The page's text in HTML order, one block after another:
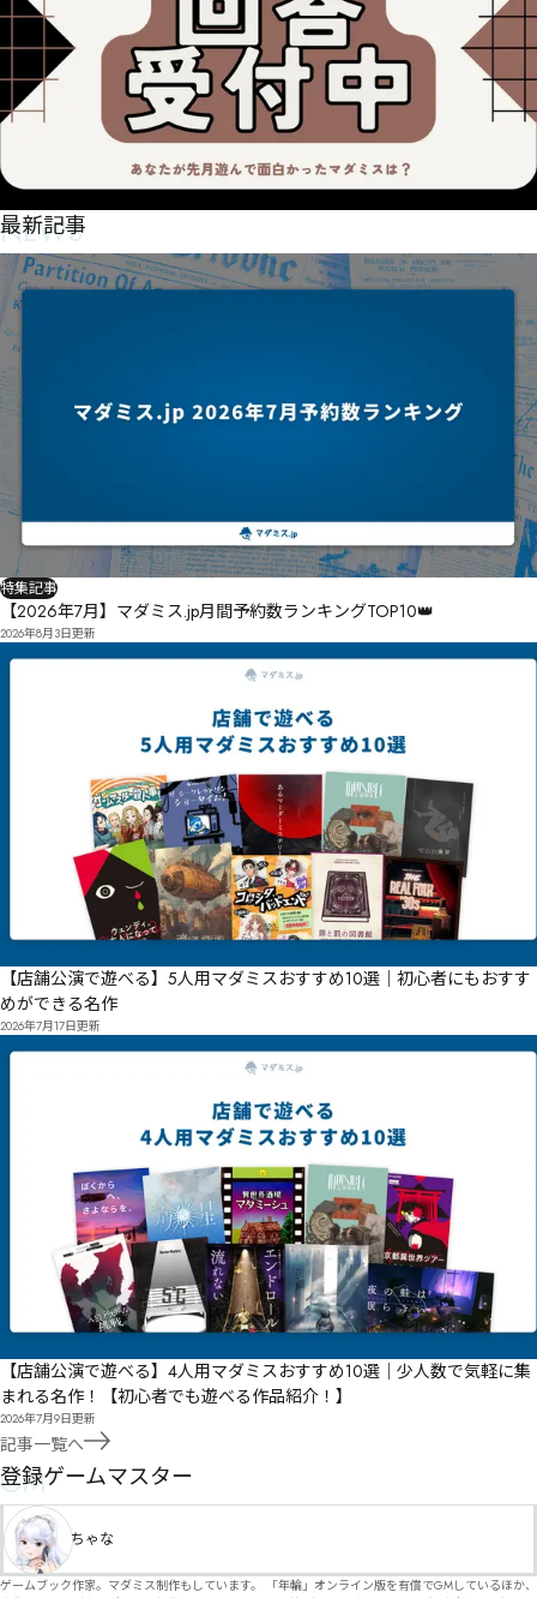
NEWS
最新記事
特集記事
【2026年7月】マダミス.jp月間予約数ランキングTOP10👑
2026年8月3日更新
【店舗公演で遊べる】5人用マダミスおすすめ10選｜初心者にもおすす
めができる名作
2026年7月17日更新
【店舗公演で遊べる】4人用マダミスおすすめ10選｜少人数で気軽に集
まれる名作！【初心者でも遊べる作品紹介！】
2026年7月9日更新
記事一覧へ
GM
登録ゲームマスター
ちゃな
ゲームブック作家。マダミス制作もしています。 「年輪」オンライン版を有償でGMしているほか、